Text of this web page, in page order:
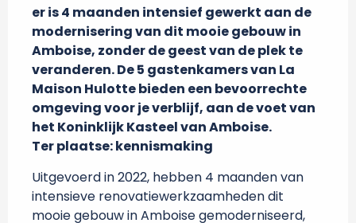
er is 4 maanden intensief gewerkt aan de
modernisering van dit mooie gebouw in
Amboise, zonder de geest van de plek te
veranderen. De 5 gastenkamers van La
Maison Hulotte bieden een bevoorrechte
omgeving voor je verblijf, aan de voet van
het Koninklijk Kasteel van Amboise.
Ter plaatse: kennismaking
Uitgevoerd in 2022, hebben 4 maanden van
intensieve renovatiewerkzaamheden dit
mooie gebouw in Amboise gemoderniseerd,